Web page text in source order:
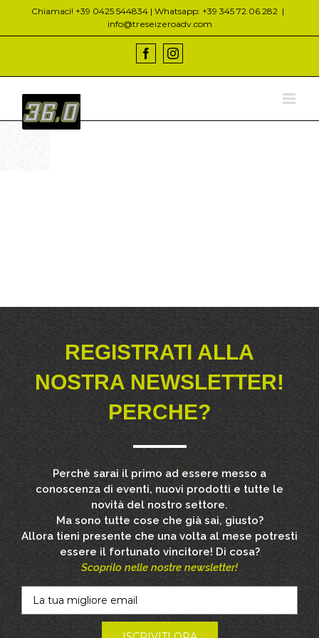
contenuto
Chiamaci! +39 0425 544834 | Whatsapp: +39 345 72.06.282 |
info@treseizeroadv.com
FacebookInstagram
REGISTRATI ALLA
NOSTRA NEWSLETTER!
PERCHE?
Perchè sarai il primo ad essere messo a
conoscenza di eventi, nuovi prodotti e tutte le
novità del nostro settore.
Ma sono tutte cose che già sai, giusto?
Allora tieni presente che una volta al mese potresti
essere il fortunato vincitore! Di cosa?
Scoprilo nelle nostre newsletter!